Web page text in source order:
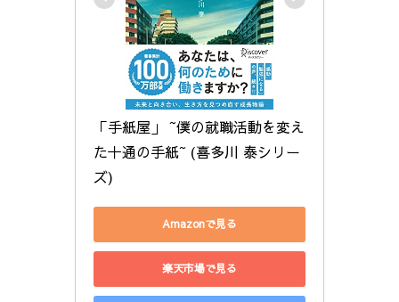
「手紙屋」 ~僕の就職活動を変え
た十通の手紙~ (喜多川 泰シリー
ズ)
Amazonで見る
楽天市場で見る